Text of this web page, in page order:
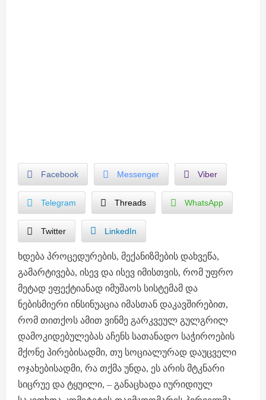
Facebook Messenger Viber
Telegram Threads WhatsApp
Twitter LinkedIn
ხდება პროცედურების, მექანიზმების დახვეწა,
გამარტივება, ისევ და ისევ იმისთვის, რომ უფრო
მეტად ეფექტიანად იმუშაოს სისტემამ და
ნებისმიერი ინსინუაცია იმასთან დაკავშირებით,
რომ თითქოს ამით ვინმე გარკვეულ გულგრილ
დამოკიდებულებას აჩენს სათანადო საჭიროების
მქონე პირებისადმი, თუ სოციალურად დაუცველი
ოჯახებისადმი, რა თქმა უნდა, ეს არის მტკნარი
სიცრუე და ტყუილი, – განაცხადა იურიდიულ